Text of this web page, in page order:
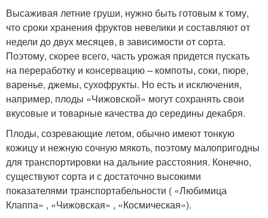
Высаживая летние груши, нужно быть готовым к тому,
что сроки хранения фруктов невелики и составляют от
недели до двух месяцев, в зависимости от сорта.
Поэтому, скорее всего, часть урожая придется пускать
на переработку и консервацию – компоты, соки, пюре,
варенье, джемы, сухофрукты. Но есть и исключения,
например, плоды «Чижовской» могут сохранять свои
вкусовые и товарные качества до середины декабря.
Плоды, созревающие летом, обычно имеют тонкую
кожицу и нежную сочную мякоть, поэтому малопригодны
для транспортировки на дальние расстояния. Конечно,
существуют сорта и с достаточно высокими
показателями транспортабельности ( «Любимица
Клаппа» , «Чижовская» , «Космическая»).